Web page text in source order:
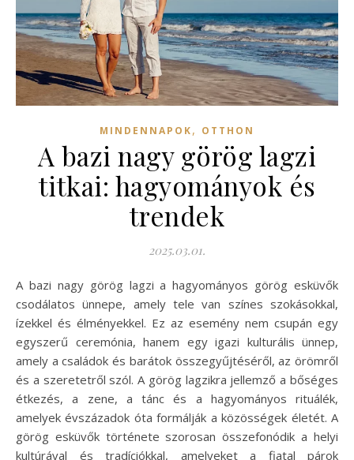
MINDENNAPOK, OTTHON
A bazi nagy görög lagzi
titkai: hagyományok és
trendek
2025.03.01.
A bazi nagy görög lagzi a hagyományos görög esküvők
csodálatos ünnepe, amely tele van színes szokásokkal,
ízekkel és élményekkel. Ez az esemény nem csupán egy
egyszerű ceremónia, hanem egy igazi kulturális ünnep,
amely a családok és barátok összegyűjtéséről, az örömről
és a szeretetről szól. A görög lagzikra jellemző a bőséges
étkezés, a zene, a tánc és a hagyományos rituálék,
amelyek évszázadok óta formálják a közösségek életét. A
görög esküvők története szorosan összefonódik a helyi
kultúrával és tradíciókkal, amelyeket a fiatal párok